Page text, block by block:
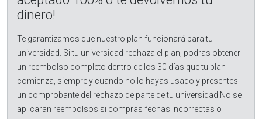
dinero!
Te garantizamos que nuestro plan funcionará para tu
universidad. Si tu universidad rechaza el plan, podras obtener
un reembolso completo dentro de los 30 días que tu plan
comienza, siempre y cuando no lo hayas usado y presentes
un comprobante del rechazo de parte de tu universidad.No se
aplicaran reembolsos si compras fechas incorrectas o